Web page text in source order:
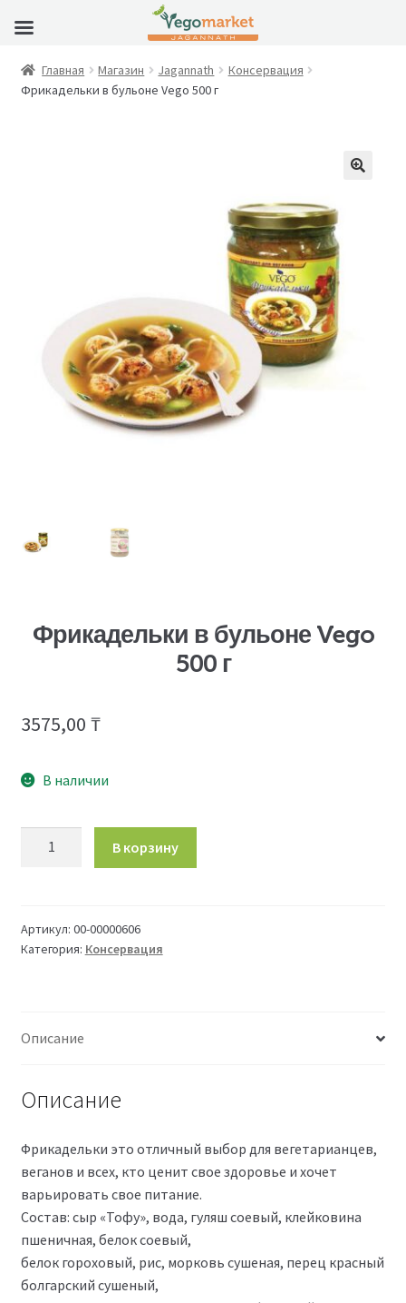
Главная Магазин Jagannath
Консервация
Фрикадельки в бульоне Vego 500 г
Фрикадельки в бульоне Vego
500 г
3575,00 ₸
В наличии
бульоне
Vego
В корзину
Артикул: 00-00000606
Категория: Консервация
Описание
Описание
Фрикадельки это отличный выбор для вегетарианцев,
веганов и всех, кто ценит свое здоровье и хочет
варьировать свое питание.
Состав: сыр «Тофу», вода, гуляш соевый, клейковина
пшеничная, белок соевый,
белок гороховый, рис, морковь сушеная, перец красный
болгарский сушеный,